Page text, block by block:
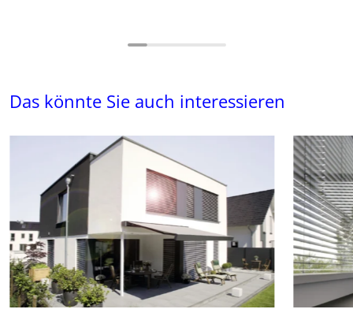
Das könnte Sie auch interessieren